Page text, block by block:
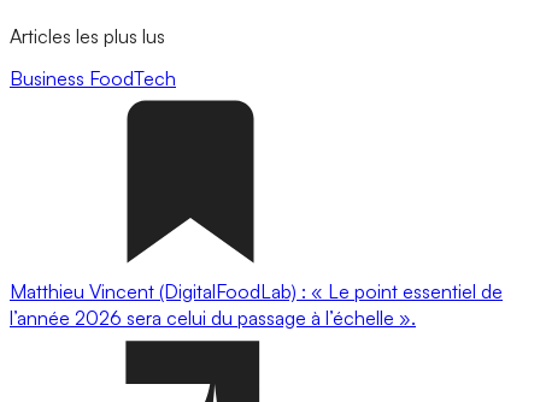
Articles les plus lus
Business FoodTech
Matthieu Vincent (DigitalFoodLab) : « Le point essentiel de
l’année 2026 sera celui du passage à l’échelle ».